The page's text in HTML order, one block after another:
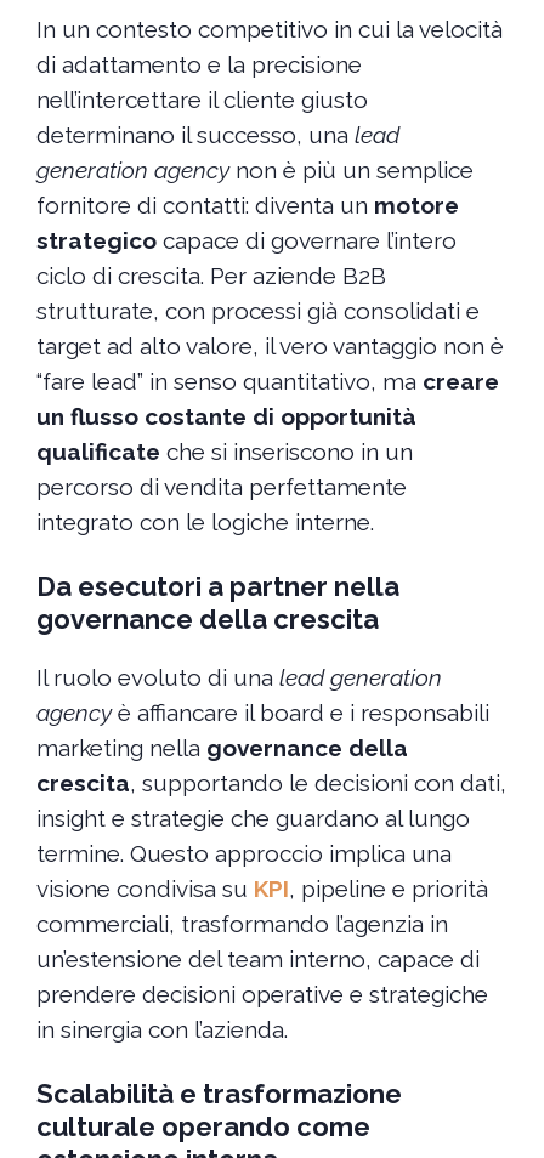
In un contesto competitivo in cui la velocità
di adattamento e la precisione
nell’intercettare il cliente giusto
determinano il successo, una lead
generation agencynon è più un semplice
fornitore di contatti: diventa un motore
strategicocapace di governare l’intero
ciclo di crescita. Per aziende B2B
strutturate, con processi già consolidati e
target ad alto valore, il vero vantaggio non è
“fare lead” in senso quantitativo, ma creare
un flusso costante di opportunità
qualificate che si inseriscono in un
percorso di vendita perfettamente
integrato con le logiche interne.
Da esecutori a partner nella
governance della crescita
Il ruolo evoluto di una lead generation
agencyè affiancare il board e i responsabili
marketing nella governance della
crescita, supportando le decisioni con dati,
insight e strategie che guardano al lungo
termine. Questo approccio implica una
visione condivisa su KPI, pipeline e priorità
commerciali, trasformando l’agenzia in
un’estensione del team interno, capace di
prendere decisioni operative e strategiche
in sinergia con l’azienda.
Scalabilità e trasformazione
culturale operando come